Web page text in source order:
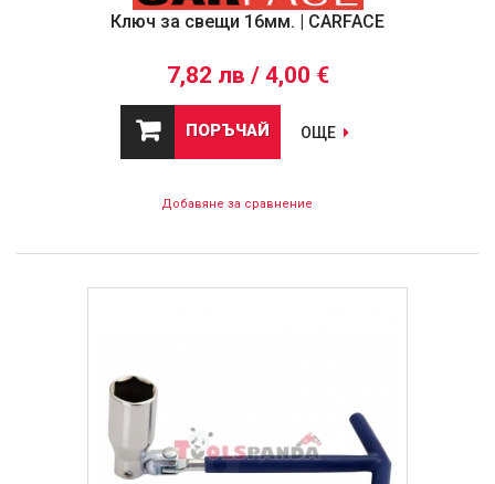
Ключ за свещи 16мм. | CARFACE
7,82 лв / 4,00 €
ПОРЪЧАЙ ОЩЕ
Добавяне за сравнение